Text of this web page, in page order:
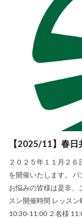
【2025/11】春
２０２５年１１月２
を開催いたします。
お悩みの皆様は是非、
スン開催時間 レッス
10:30-11:00 ２名様